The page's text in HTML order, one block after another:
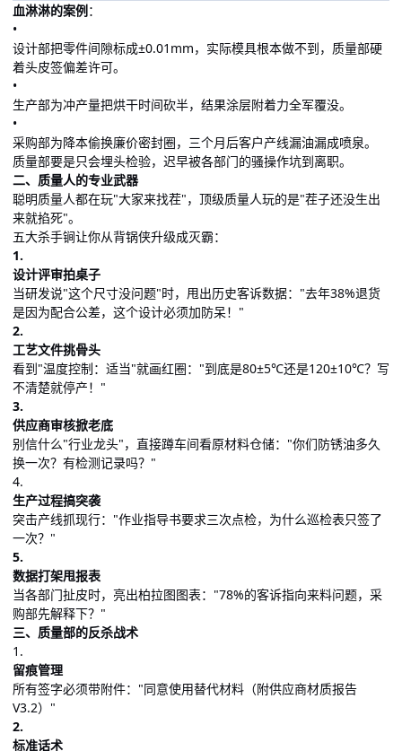
血淋淋的案例：
•
设计部把零件间隙标成±0.01mm，实际模具根本做不到，质量部硬
着头皮签偏差许可。
•
生产部为冲产量把烘干时间砍半，结果涂层附着力全军覆没。
•
采购部为降本偷换廉价密封圈，三个月后客户产线漏油漏成喷泉。
质量部要是只会埋头检验，迟早被各部门的骚操作坑到离职。
二、质量人的专业武器
聪明质量人都在玩"大家来找茬"，顶级质量人玩的是"茬子还没生出
来就掐死"。
五大杀手锏让你从背锅侠升级成灭霸：
1.
设计评审拍桌子
当研发说"这个尺寸没问题"时，甩出历史客诉数据："去年38%退货
是因为配合公差，这个设计必须加防呆！"
2.
工艺文件挑骨头
看到"温度控制：适当"就画红圈："到底是80±5℃还是120±10℃？写
不清楚就停产！"
3.
供应商审核掀老底
别信什么"行业龙头"，直接蹲车间看原材料仓储："你们防锈油多久
换一次？有检测记录吗？"
4.
生产过程搞突袭
️突击产线抓现行："作业指导书要求三次点检，为什么巡检表只签了
一次？"
5.
数据打架甩报表
当各部门扯皮时，亮出柏拉图图表："78%的客诉指向来料问题，采
购部先解释下？"
三、质量部的反杀战术
1.
留痕管理
所有签字必须带附件："同意使用替代材料（附供应商材质报告
V3.2）"
2.
标准话术